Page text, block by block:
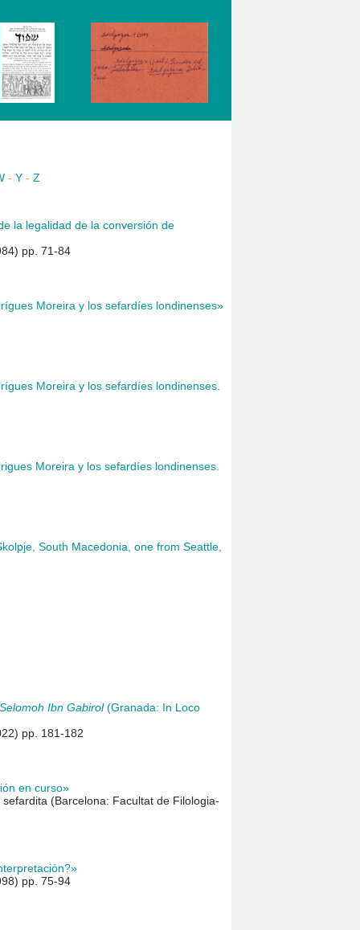
- Y - Z
la legalidad de la conversión de
pp. 71-84
Moreira y los sefardíes londinenses»
Moreira y los sefardíes londinenses.
Moreira y los sefardíes londinenses.
South Macedonia, one from Seattle,
Ibn Gabirol(Granada: In Loco
pp. 181-182
en curso»
(Barcelona: Facultat de Filologia-
pp. 75-94